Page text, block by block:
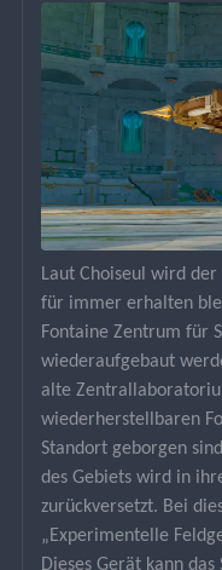
Laut Choiseul wird
für immer erhalten
Fontaine Zentrum für
wiederaufgebaut
alte
wiederherstellbaren
Standort geborgen
des Gebiets wird in
zurückversetzt. Bei
„Experimentelle
Dieses Gerät kann